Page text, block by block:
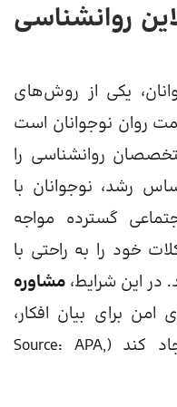
روانشناسی
یکی از روش‌های
روان نوجوانان است
روانشناسی را
رشد، نوجوانان با
گسترده مواجه
خود را به راحتی با
در این شرایط، مشاوره
امن برای بیان افکار،
احساسات و نگرانی‌هایشان ایجاد کند (Source: APA,